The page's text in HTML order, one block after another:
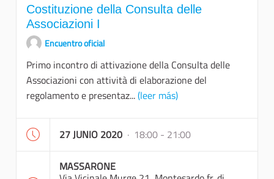
Costituzione della Consulta delle
Associazioni I
Encuentro oficial
Primo incontro di attivazione della Consulta delle
Associazioni con attività di elaborazione del
regolamento e presentaz...(leer más)
27 JUNIO 2020 · 18:00 - 21:00
MASSARONE